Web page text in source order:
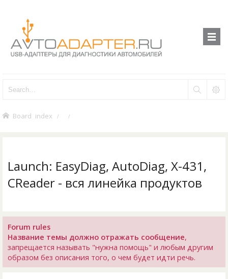
Board index
Launch: EasyDiag, AutoDiag, X-431,
CReader - вся линейка продуктов
Forum rules
Название темы должно отражать сообщение,
запрещается называть "нужна помощь" и любым другим
образом без описания того, о чем будет идти речь.